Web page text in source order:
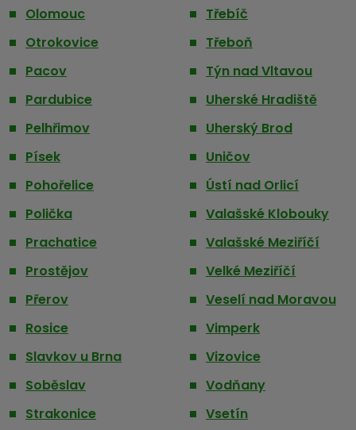
Olomouc
Otrokovice
Pacov
Pardubice
Pelhřimov
Písek
Pohořelice
Polička
Prachatice
Prostějov
Přerov
Rosice
Slavkov u Brna
Soběslav
Strakonice
Třebíč
Třeboň
Týn nad Vltavou
Uherské Hradiště
Uherský Brod
Uničov
Ústí nad Orlicí
Valašské Klobouky
Valašské Meziříčí
Velké Meziříčí
Veselí nad Moravou
Vimperk
Vizovice
Vodňany
Vsetín